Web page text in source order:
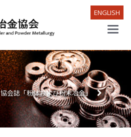
ENGLISH
Main
協会誌「粉体および粉末冶金」